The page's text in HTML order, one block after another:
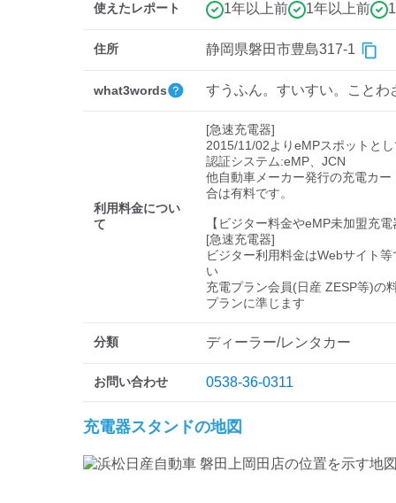
使えたレポート 1年以上前 1年以上前
住所 静岡県磐田市豊島317-1
what3words すうふん。すいすい。ことわ
利用料金につい
て
[急速充電器]
2015/11/02よりeMPスポットと
認証システム:eMP、JCN
他自動車メーカー発行の充電カー
合は有料です。
【ビジター料金やeMP未加盟充
[急速充電器]
ビジター利用料金はWebサイト
い
充電プラン会員(日産 ZESP等)の
プランに準じます
分類 ディーラー/レンタカー
お問い合わせ 0538-36-0311
充電器スタンドの地図